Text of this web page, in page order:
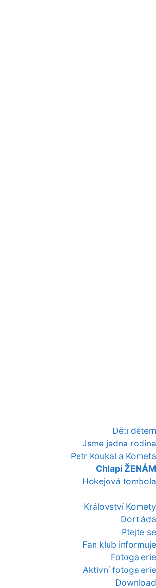
Děti dětem
Jsme jedna rodina
Petr Koukal a Kometa
Chlapi ŽENÁM
Hokejová tombola
Království Komety
Dortiáda
Ptejte se
Fan klub informuje
Fotogalerie
Aktivní fotogalerie
Download